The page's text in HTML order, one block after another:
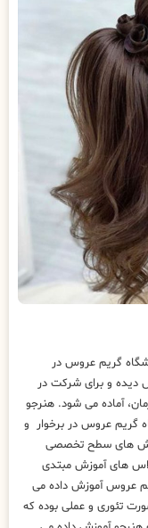
گریم عروس در
دیده و برای شرکت در
آماده می شود. هنرجو
گریم عروس در برخوار و
های سطح تخصصی
کلاس های آموزش مبتدی
عروس آموزش داده می
تئوری و عملی بوده که